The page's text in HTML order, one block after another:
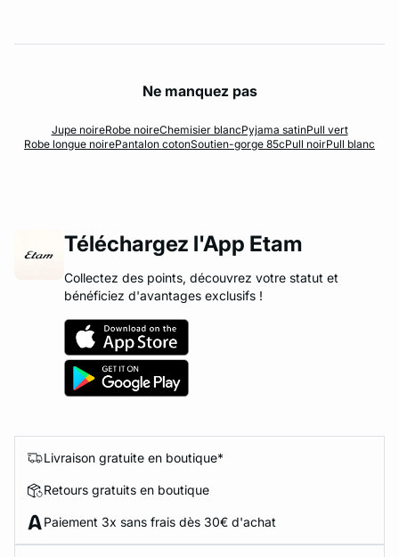
Ne manquez pas
Jupe noireRobe noireChemisier blancPyjama satinPull vert
Robe longue noirePantalon cotonSoutien-gorge 85cPull noirPull blanc
Téléchargez l'App Etam
Collectez des points, découvrez votre statut et
bénéficiez d'avantages exclusifs !
Livraison gratuite en boutique*
Retours gratuits en boutique
Paiement 3x sans frais dès 30€ d'achat